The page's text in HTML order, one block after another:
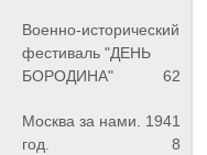
Военно-исторический
фестиваль "ДЕНЬ
БОРОДИНА"
62
Москва за нами. 1941
год.
8